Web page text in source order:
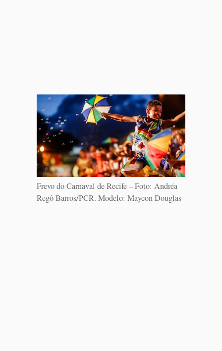
Frevo do Carnaval de Recife – Foto: Andréa
Regô Barros/PCR. Modelo: Maycon Douglas